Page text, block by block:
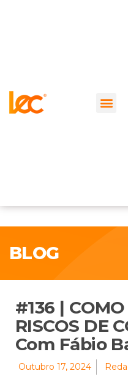
BLOG
#136 |
RISCOS DE
Com Fábio
Outubro 17, 2024